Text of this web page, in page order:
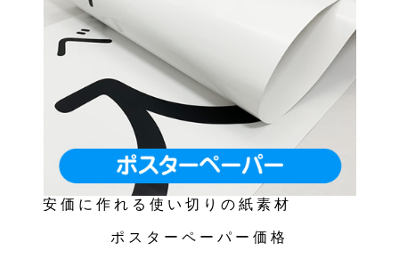
安価に作れる使い切りの紙素材
ポスターペーパー価格